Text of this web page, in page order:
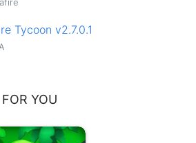
Tycoon v2.7.0.1
YOU